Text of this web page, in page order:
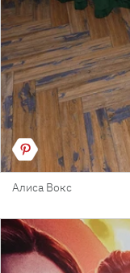
Алиса Вокс